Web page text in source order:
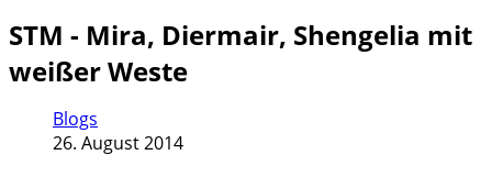
STM - Mira, Diermair, Shengelia mit
weißer Weste
Blogs
26. August 2014